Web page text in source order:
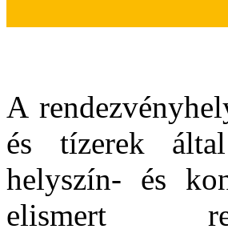
A
és tízerek által
helyszín- és
elismert